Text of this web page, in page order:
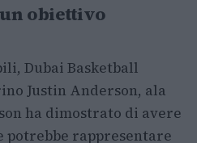
obiettivo
Dubai Basketball
Justin Anderson, ala
ha dimostrato di avere
potrebbe rappresentare